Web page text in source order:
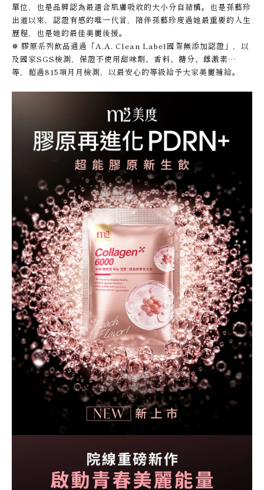
單位，也是品牌認為最適合肌膚吸收的大小分自結構。也是孫藝珍
出道以來，認證有感的唯一代言，陪伴孫藝珍度過她最重要的人生
歷程，也是她的最佳美麗後援。
✵ 膠原系列飲品通過「A.A. Clean Label國際無添加認證」，以
及國家SGS檢測，保證不使用甜味劑、香料、糖分、雌激素…
等，超過815項月月檢測，以最安心的等級給予大家美麗補給。